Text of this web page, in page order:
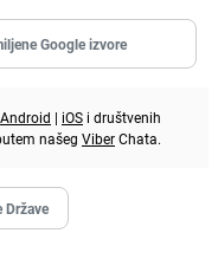
Google izvore
Android | iOS i društvenih
našeg ViberChata.
Države